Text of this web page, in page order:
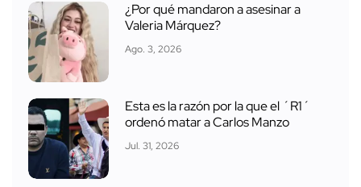
¿Por qué mandaron a asesinar a
Valeria Márquez?
Ago. 3, 2026
Esta es la razón por la que el ´R1´
ordenó matar a Carlos Manzo
Jul. 31, 2026